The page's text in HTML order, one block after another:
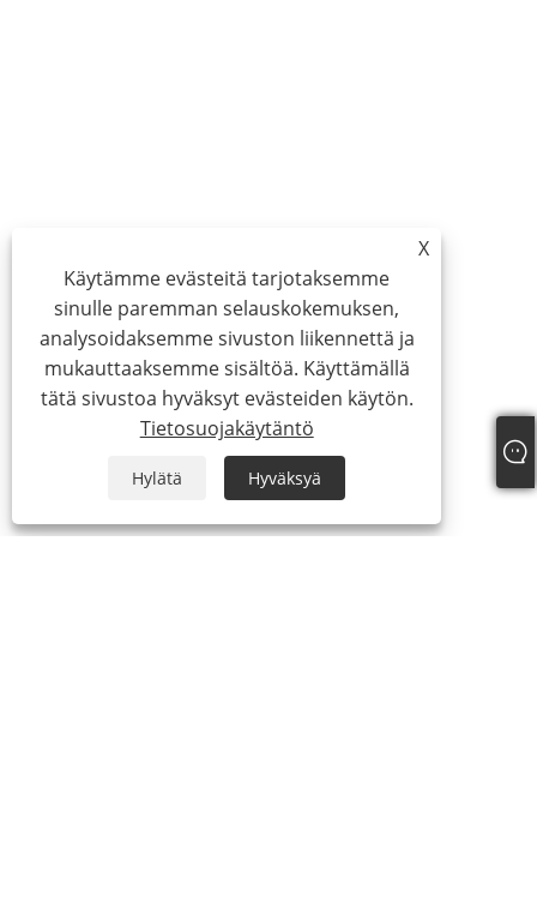
X
Käytämme evästeitä tarjotaksemme
sinulle paremman selauskokemuksen,
analysoidaksemme sivuston liikennettä ja
mukauttaaksemme sisältöä. Käyttämällä
tätä sivustoa hyväksyt evästeiden käytön.
Tietosuojakäytäntö
Hylätä Hyväksyä